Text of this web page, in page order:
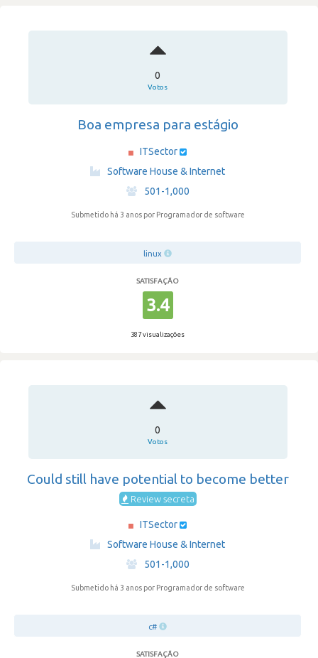
0
Votos
Boa empresa para estágio
ITSector
Software House & Internet
·
501-1,000
Submetido há 3 anos por Programador de software
linux
SATISFAÇÃO
3.4
387 visualizações
0
Votos
Could still have potential to become better
Review secreta
ITSector
Software House & Internet
·
501-1,000
Submetido há 3 anos por Programador de software
c#
SATISFAÇÃO